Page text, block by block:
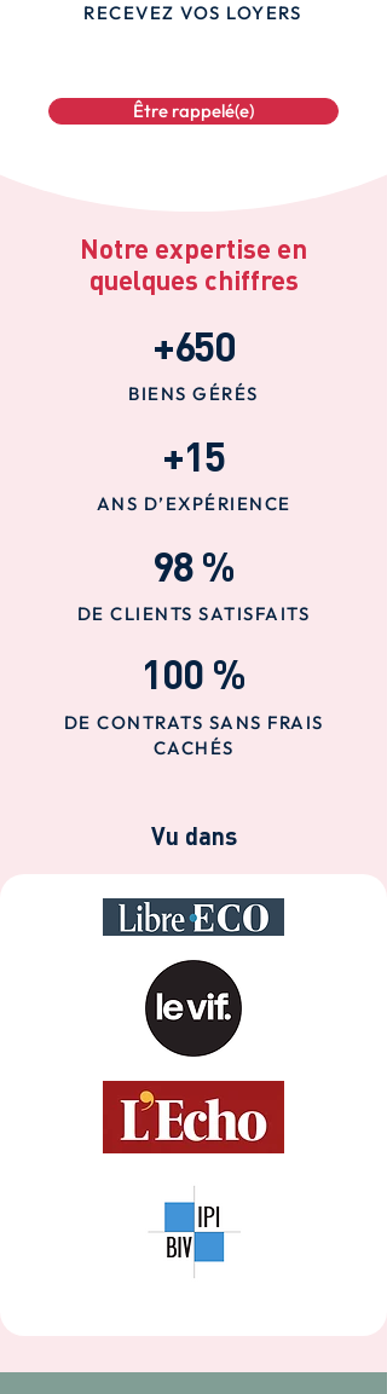
RECEVEZ VOS LOYERS
Être rappelé(e)
Notre expertise en
quelques chiffres
+650
BIENS GÉRÉS
+15
ANS D’EXPÉRIENCE
98 %
DE CLIENTS SATISFAITS
100 %
DE CONTRATS SANS FRAIS
CACHÉS
Vu dans